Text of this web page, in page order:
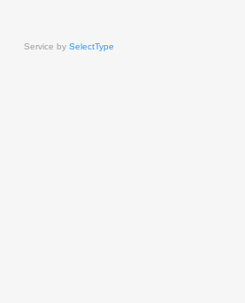
Service by SelectType